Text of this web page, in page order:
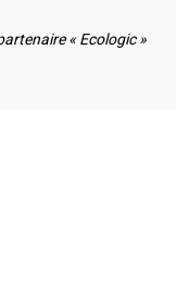
« Ecologic »